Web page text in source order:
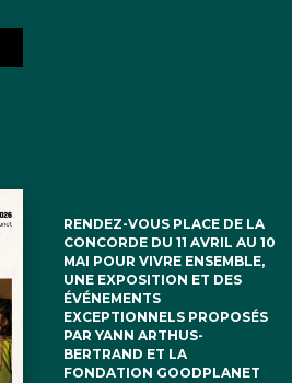
RENDEZ-VOUS PLACE DE LA
CONCORDE DU 11 AVRIL AU 10
MAI POUR VIVRE ENSEMBLE,
UNE EXPOSITION ET DES
ÉVÉNEMENTS
EXCEPTIONNELS PROPOSÉS
PAR YANN ARTHUS-
BERTRAND ET LA
FONDATION GOODPLANET